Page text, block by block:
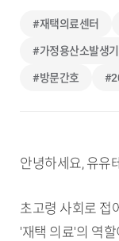
#재택의료센터
#가정용산소발생기
#방문간호
안녕하세요, 유유
초고령 사회로 접
'재택 의료'의 역